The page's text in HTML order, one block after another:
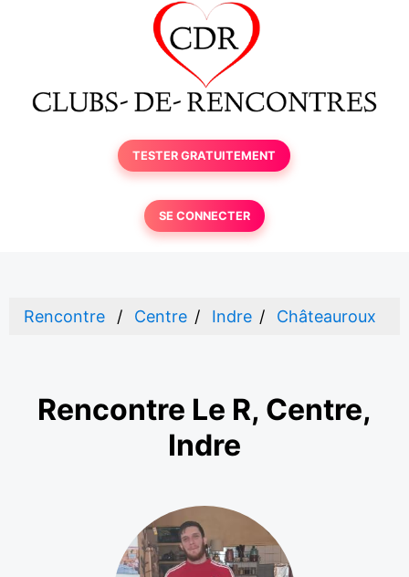
TESTER GRATUITEMENT
SE CONNECTER
Rencontre Centre Indre Châteauroux
Rencontre Le R, Centre,
Indre